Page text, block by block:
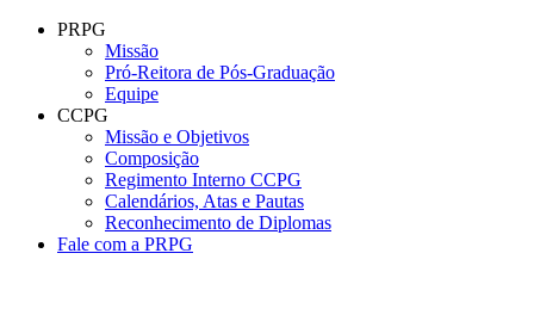
Conteúdo principal
PRPG
Missão
Pró-Reitora de Pós-Graduação
Equipe
CCPG
Missão e Objetivos
Composição
Regimento Interno CCPG
Calendários, Atas e Pautas
Reconhecimento de Diplomas
Fale com a PRPG